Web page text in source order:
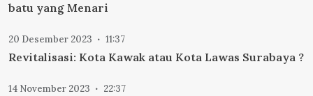
batu yang Menari
20 Desember 2023 11:37
Revitalisasi: Kota Kawak atau Kota Lawas Surabaya ?
14 November 2023 22:37